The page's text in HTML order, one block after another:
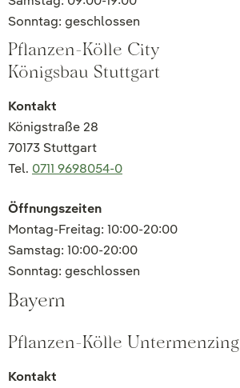
Sonntag: geschlossen
Pflanzen-Kölle City
Königsbau Stuttgart
Kontakt
Königstraße 28
70173 Stuttgart
Tel. 0711 9698054-0
Öffnungszeiten
Montag-Freitag: 10:00-20:00
Samstag: 10:00-20:00
Sonntag: geschlossen
Bayern
Pflanzen-Kölle Untermenzing
Kontakt